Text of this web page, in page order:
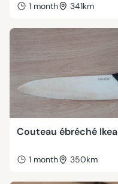
1 month 341km
Couteau ébréché Ikea
1 month 350km